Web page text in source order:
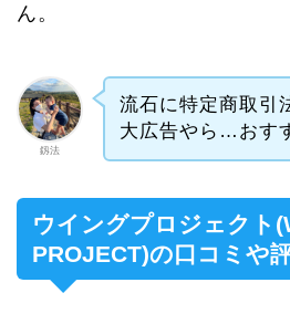
ん。
釼法
流石に特定商取引
大広告やら…おす
ウイングプロジェクト
PROJECT)の口コミや